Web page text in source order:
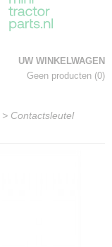
UW WINKELWAGEN
Geen producten (0)
> Contactsleutel